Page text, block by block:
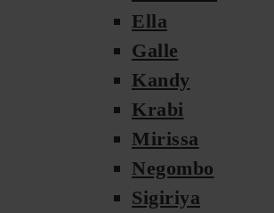
Ella
Galle
Kandy
Krabi
Mirissa
Negombo
Sigiriya